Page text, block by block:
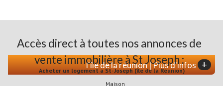
l'île de la réunion | Plus d'infos +
Accès direct à toutes nos annonces de
vente immobilière à St Joseph :
Acheter un logement à St-Joseph (île de la Réunion)
Maison